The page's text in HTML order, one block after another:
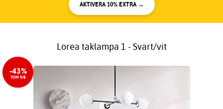
AKTIVERA 10% EXTRA →
Lorea taklampa 1 - Svart/vit
-43%
TOM 9/8